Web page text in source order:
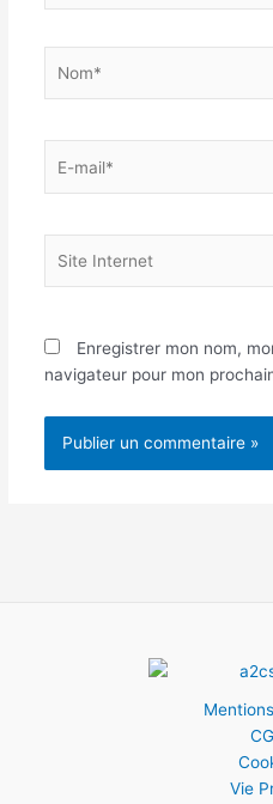
mail*
Internet
Enregistrer mon nom,
navigateur pour mon
Vie